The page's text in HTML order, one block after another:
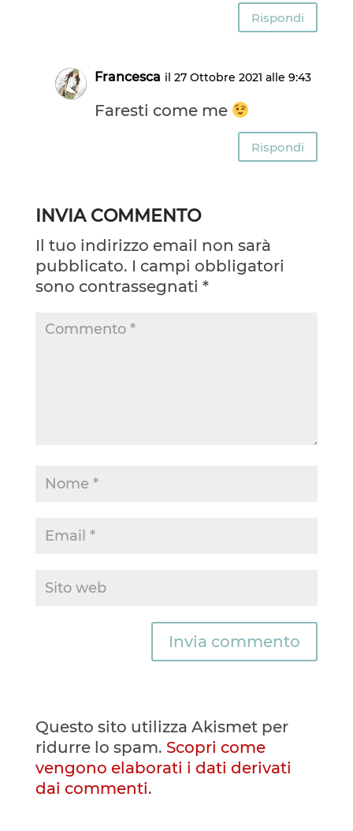
Rispondi
Francesca il 27 Ottobre 2021 alle 9:43
Faresti come me
Rispondi
INVIA COMMENTO
Il tuo indirizzo email non sarà
pubblicato. I campi obbligatori
sono contrassegnati *
Questo sito utilizza Akismet per
ridurre lo spam. Scopri come
vengono elaborati i dati derivati
dai commenti.